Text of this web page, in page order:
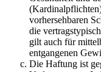
vorhersehbaren
die
gilt auch für
entgangenen
Die Haftung ist